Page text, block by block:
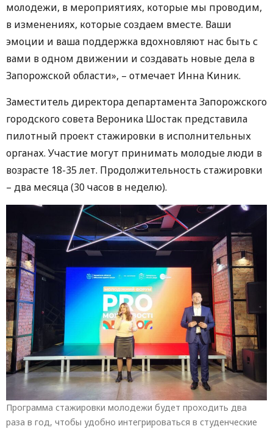
молодежи, в мероприятиях, которые мы проводим,
в изменениях, которые создаем вместе. Ваши
эмоции и ваша поддержка вдохновляют нас быть с
вами в одном движении и создавать новые дела в
Запорожской области», – отмечает Инна Киник.
Заместитель директора департамента Запорожского
городского совета Вероника Шостак представила
пилотный проект стажировки в исполнительных
органах. Участие могут принимать молодые люди в
возрасте 18-35 лет. Продолжительность стажировки
– два месяца (30 часов в неделю).
Программа стажировки молодежи будет проходить два
раза в год, чтобы удобно интегрироваться в студенческие